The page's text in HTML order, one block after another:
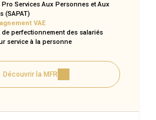
Pro Services Aux Personnes et Aux
(SAPAT)
VAE
de perfectionnement des salariés
service à la personne
Découvrir la MFR